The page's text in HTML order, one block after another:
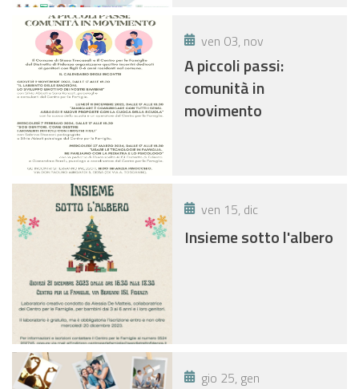
ven 03, nov
A piccoli passi:
comunità in
movimento
ven 15, dic
Insieme sotto l'albero
gio 25, gen